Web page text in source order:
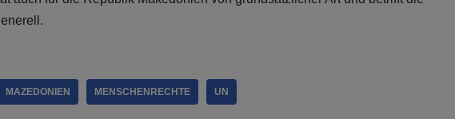
MAZEDONIEN MENSCHENRECHTE UN